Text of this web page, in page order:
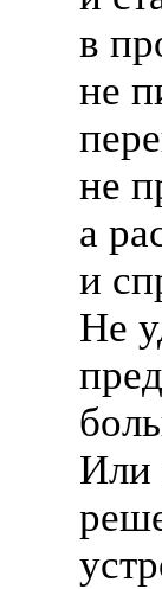
в
не
не
а
и
Не
Или